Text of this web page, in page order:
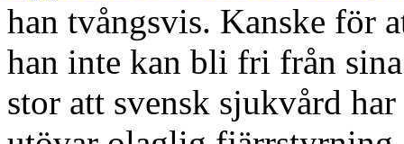
han tvångsvis. Kanske för
han inte kan bli fri från
stor att svensk sjukvård